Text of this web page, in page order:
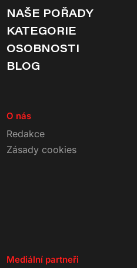
NAŠE POŘADY
KATEGORIE
OSOBNOSTI
BLOG
O nás
Redakce
Zásady cookies
Mediální partneři